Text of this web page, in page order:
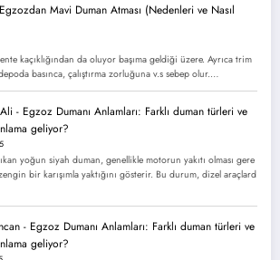
Egzozdan Mavi Duman Atması (Nedenleri ve Nasıl
kaçıklığından da oluyor başıma geldiği üzere. Ayrıca trim
basınca, çalıştırma zorluğuna v.s sebep olur.…
- Egzoz Dumanı Anlamları: Farklı duman türleri ve
geliyor?
yoğun siyah duman, genellikle motorun yakıtı olması gere
bir karışımla yaktığını gösterir. Bu durum, dizel araçlard
- Egzoz Dumanı Anlamları: Farklı duman türleri ve
geliyor?